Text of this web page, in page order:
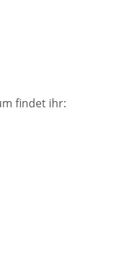
findet ihr: